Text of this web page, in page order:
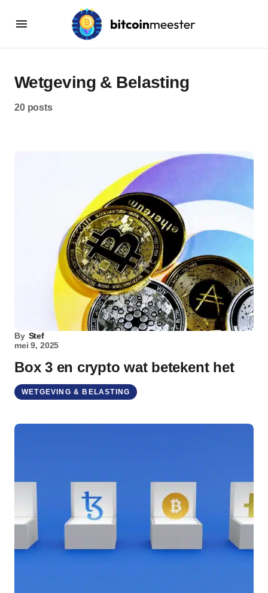
Wetgeving & Belasting
20 posts
By Stef
mei 9, 2025
Box 3 en crypto wat betekent het
WETGEVING & BELASTING